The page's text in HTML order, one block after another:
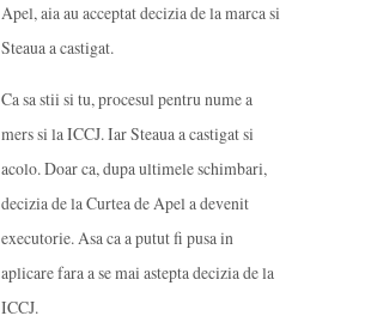
Apel, aia au acceptat decizia de la marca si
Steaua a castigat.
Ca sa stii si tu, procesul pentru nume a
mers si la ICCJ. Iar Steaua a castigat si
acolo. Doar ca, dupa ultimele schimbari,
decizia de la Curtea de Apel a devenit
executorie. Asa ca a putut fi pusa in
aplicare fara a se mai astepta decizia de la
ICCJ.